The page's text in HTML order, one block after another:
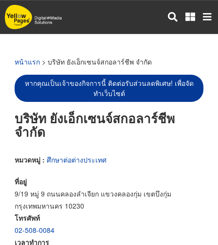
ข้าม
ไป
หน้าแรก > บริษัท ยังเอ็กเซนจ์สกอลาร์ชีพ จำกัด
หากคุณเป็นเจ้าของกิจการนี้ ติดต่อรับส่วนลดพิเศษ! เพื่อจัด
ทำเว็บไซต์
บริษัท ยังเอ็กเซนจ์สกอลาร์ชีพ
จำกัด
หมวดหมู่ : ศึกษาต่อต่างประเทศ
ที่อยู่
9/19 หมู่ 9 ถนนคลองลำเจียก แขวงคลองกุ่ม เขตบึงกุ่ม
กรุงเทพมหานคร 10230
โทรศัพท์
02-508-0084
เวลาทำการ